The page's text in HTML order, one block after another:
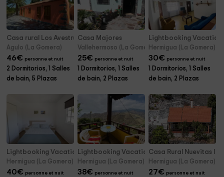
Casa rural Los Avestruces
Agulo (La Gomera)
46€ personne et nuit
2 Dormitorios, 1 Salles
de bain, 5 Plazas
Casa Majores
Vallehermoso (La Gomera)
25€ personne et nuit
1 Dormitorios, 1 Salles
de bain, 2 Plazas
Lightbooking Vacation
Hermigua (La Gomera)
30€ personne et nuit
1 Dormitorios, 1 Salles
de bain, 2 Plazas
Lightbooking Vacation Rentals- Juan y Fina II
Hermigua (La Gomera)
40€ personne et nuit
Lightbooking Vacation Rentals- Casa Claudia
Hermigua (La Gomera)
38€ personne et nuit
Casa Rural Nuevitas I
Hermigua (La Gomera)
27€ personne et nuit